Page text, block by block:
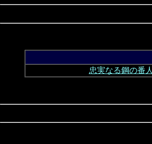
忠実なる鋼の番人